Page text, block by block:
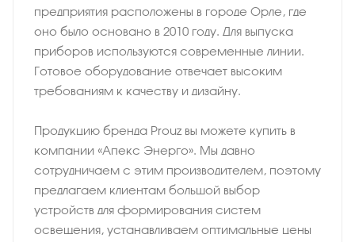
предприятия расположены в городе Орле, где
оно было основано в 2010 году. Для выпуска
приборов используются современные линии.
Готовое оборудование отвечает высоким
требованиям к качеству и дизайну.
Продукцию бренда Prouz вы можете купить в
компании «Апекс Энерго». Мы давно
сотрудничаем с этим производителем, поэтому
предлагаем клиентам большой выбор
устройств для формирования систем
освещения, устанавливаем оптимальные цены